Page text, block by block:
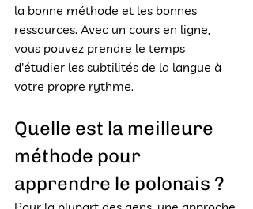
la bonne méthode et les bonnes
ressources. Avec un cours en ligne,
vous pouvez prendre le temps
d'étudier les subtilités de la langue à
votre propre rythme.
Quelle est la meilleure
méthode pour
apprendre le polonais ?